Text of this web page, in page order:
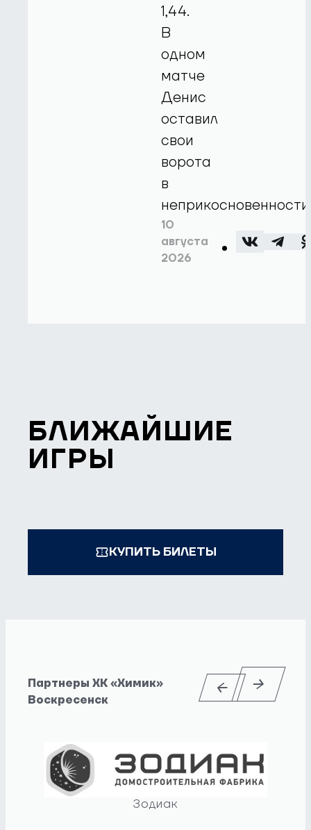
1,44.
В
одном
матче
Денис
оставил
свои
ворота
в
10
августа
2026
БЛИЖАЙШИЕ
ИГРЫ
КУПИТЬ БИЛЕТЫ
Партнеры ХК «Химик»
Воскресенск
Зодиак